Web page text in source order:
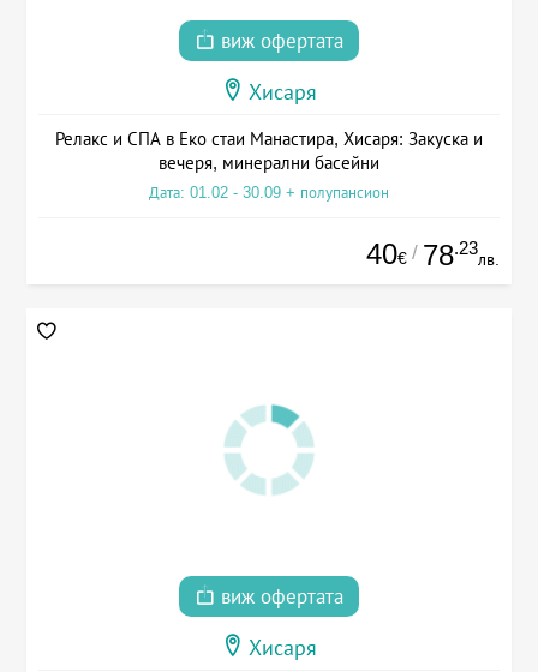
виж офертата
Хисаря
Релакс и СПА в Еко стаи Манастира, Хисаря: Закуска и
вечеря, минерални басейни
Дата: 01.02 - 30.09 + полупансион
40€ / 78.23
лв.
виж офертата
Хисаря